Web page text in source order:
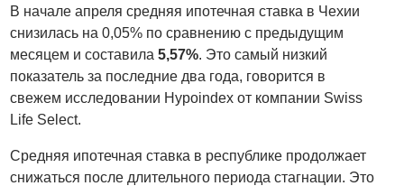
В начале апреля средняя ипотечная ставка в Чехии
снизилась на 0,05% по сравнению с предыдущим
месяцем и составила5,57%. Это самый низкий
показатель за последние два года, говорится в
свежем исследовании Hypoindex от компании Swiss
Life Select.
Средняя ипотечная ставка в республике продолжает
снижаться после длительного периода стагнации. Это